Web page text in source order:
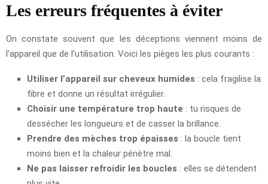
Les erreurs fréquentes à éviter
On constate souvent que les déceptions viennent moins de
l’appareil que de l’utilisation. Voici les pièges les plus courants :
Utiliser l’appareil sur cheveux humides : cela fragilise la
fibre et donne un résultat irrégulier.
Choisir une température trop haute : tu risques de
dessécher les longueurs et de casser la brillance.
Prendre des mèches trop épaisses : la boucle tient
moins bien et la chaleur pénètre mal.
Ne pas laisser refroidir les boucles : elles se détendent